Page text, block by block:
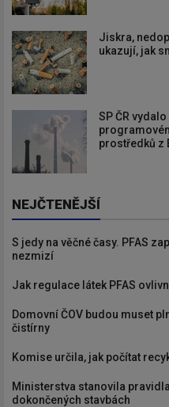
Jiskra,
ukazují, jak
SP ČR
prostředků z
NEJČTENĚJŠÍ
S jedy na věčné časy. PFAS
nezmizí
Jak regulace látek PFAS
Domovní ČOV budou muset
čistírny
Komise určila, jak počítat
Ministerstva stanovila
dokončených stavbách